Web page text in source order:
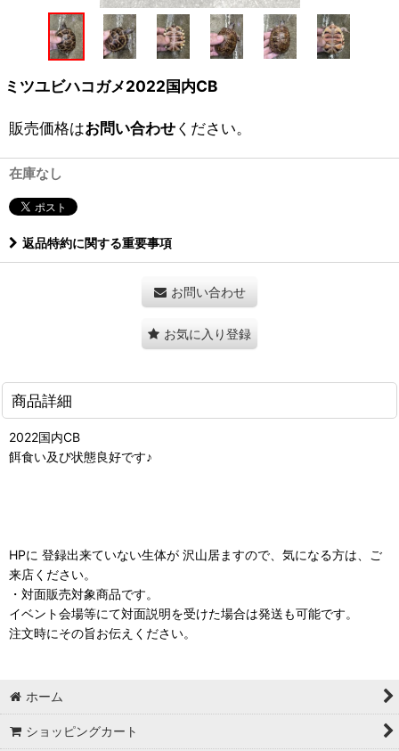
ミツユビハコガメ2022国内CB
販売価格はお問い合わせください。
在庫なし
返品特約に関する重要事項
お問い合わせ
お気に入り登録
商品詳細
2022国内CB
餌食い及び状態良好です♪
HPに 登録出来ていない生体が 沢山居ますので、気になる方は、ご
来店ください。
・対面販売対象商品です。
イベント会場等にて対面説明を受けた場合は発送も可能です。
注文時にその旨お伝えください。
ホーム
ショッピングカート